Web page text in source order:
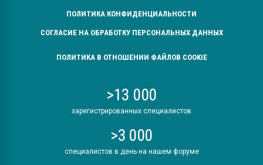
ПОЛИТИКА КОНФИДЕНЦИАЛЬНОСТИ
СОГЛАСИЕ НА ОБРАБОТКУ ПЕРСОНАЛЬНЫХ ДАННЫХ
ПОЛИТИКА В ОТНОШЕНИИ ФАЙЛОВ COOKIE
>13 000
зарегистрированных специалистов
>3 000
специалистов в день на нашем форуме